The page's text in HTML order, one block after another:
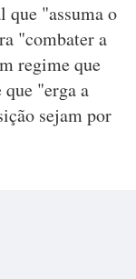
que "assuma o
"combater a
regime que
"erga a
sejam por